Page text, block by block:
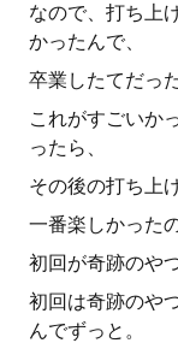
なので、打ち上
かったんで、
卒業したてだっ
これがすごいか
ったら、
その後の打ち上
一番楽しかった
初回が奇跡のや
初回は奇跡のや
んでずっと。